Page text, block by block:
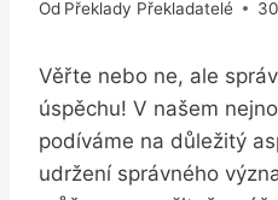
Od Překlady Překladatelé
Věřte nebo ne, ale
úspěchu! V našem
podíváme na důležitý
udržení správného